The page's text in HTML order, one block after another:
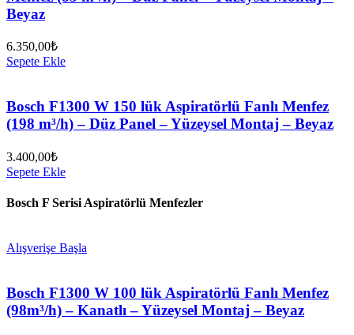
Beyaz
6.350,00₺
Sepete Ekle
Bosch F1300 W 150 lük Aspiratörlü Fanlı Menfez
(198 m³/h) – Düz Panel – Yüzeysel Montaj – Beyaz
3.400,00₺
Sepete Ekle
Bosch F Serisi Aspiratörlü Menfezler
Alışverişe Başla
Bosch F1300 W 100 lük Aspiratörlü Fanlı Menfez
(98m³/h) – Kanatlı – Yüzeysel Montaj – Beyaz